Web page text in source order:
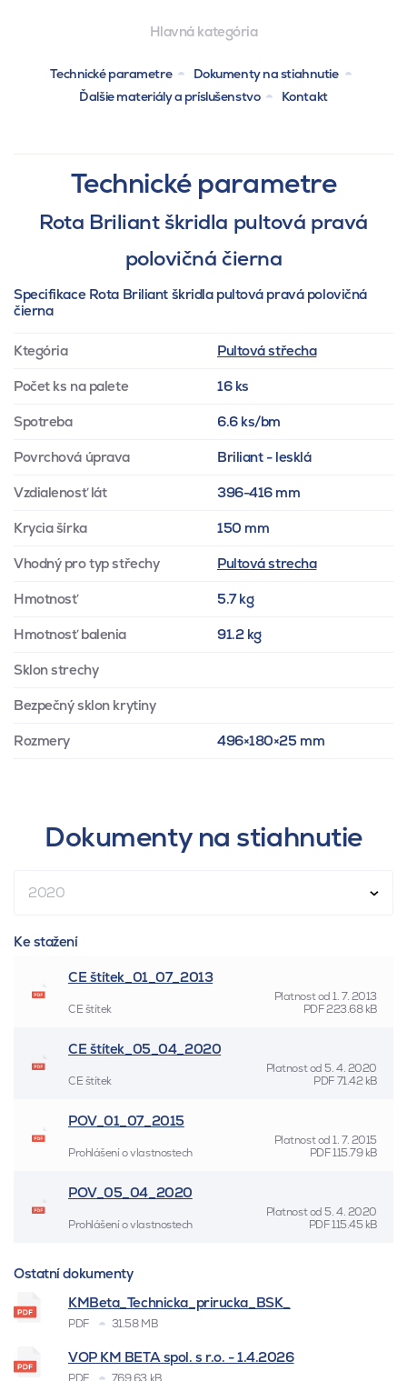
Hlavná kategória
Technické parametre
Dokumenty na stiahnutie
Ďalšie materiály a príslušenstvo
Kontakt
Technické parametre
Rota Briliant škridla pultová pravá
polovičná čierna
Specifikace Rota Briliant škridla pultová pravá polovičná
čierna
Ktegória Pultová střecha
Počet ks na palete 16 ks
Spotreba 6.6 ks/bm
Povrchová úprava Briliant - lesklá
Vzdialenosť lát 396-416 mm
Krycia šírka 150 mm
Vhodný pro typ střechy Pultová strecha
Hmotnosť 5.7 kg
Hmotnosť balenia 91.2 kg
Sklon strechy
Bezpečný sklon krytiny
Rozmery 496×180×25 mm
Dokumenty na stiahnutie
2020
Ke stažení
CE štítek_01_07_2013
Platnost od1. 7. 2013
CE štítek
PDF223.68 kB
CE štítek_05_04_2020
Platnost od 5. 4. 2020
CE štítek
PDF71.42 kB
POV_01_07_2015
Platnost od1. 7. 2015
Prohlášení o vlastnostech
PDF115.79 kB
POV_05_04_2020
Platnost od 5. 4. 2020
Prohlášení o vlastnostech
PDF115.45 kB
Ostatní dokumenty
KMBeta_Technicka_prirucka_BSK_
PDF 31.58 MB
VOP KM BETA spol. s r.o. - 1.4.2026